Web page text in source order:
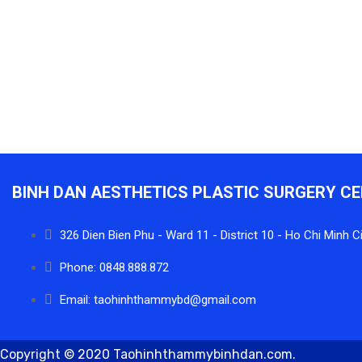
BINH DAN AESTHETICS PLASTIC SURGERY
326 Dien Bien Phu - Ward 11 - District 10 - Ho Chi Minh
Phone: 0848.888.872
Email: taohinhthammybd@gmail.com
Copyright © 2020 Taohinhthammybinhdan.com.